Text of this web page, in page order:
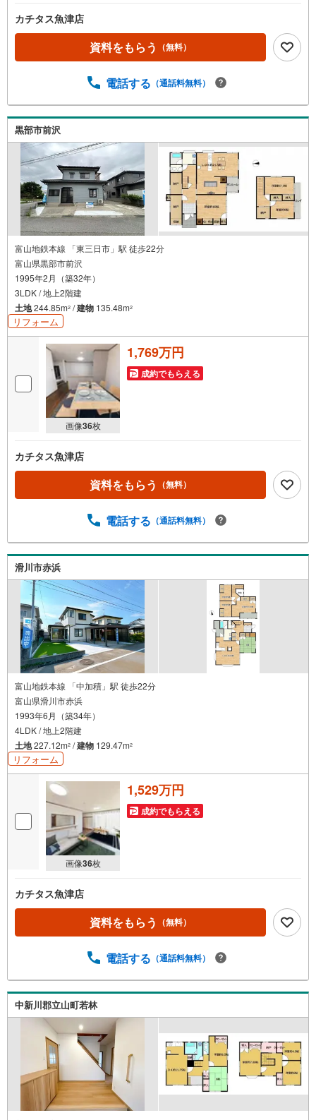
カチタス魚津店
資料をもらう （無料）
電話する （通話料無料）
黒部市前沢
富山地鉄本線 「東三日市」駅 徒歩22分
富山県黒部市前沢
1995年2月（築32年）
3LDK / 地上2階建
土地244.85m2 /建物 135.48m2
リフォーム
画像36枚
1,769万円
成約でもらえる
カチタス魚津店
資料をもらう （無料）
電話する （通話料無料）
滑川市赤浜
富山地鉄本線 「中加積」駅 徒歩22分
富山県滑川市赤浜
1993年6月（築34年）
4LDK / 地上2階建
土地227.12m2 /建物 129.47m2
リフォーム
画像36枚
1,529万円
成約でもらえる
カチタス魚津店
資料をもらう （無料）
電話する （通話料無料）
中新川郡立山町若林